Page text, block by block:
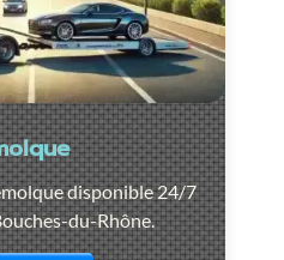
disponible 24/7
du-Rhône.